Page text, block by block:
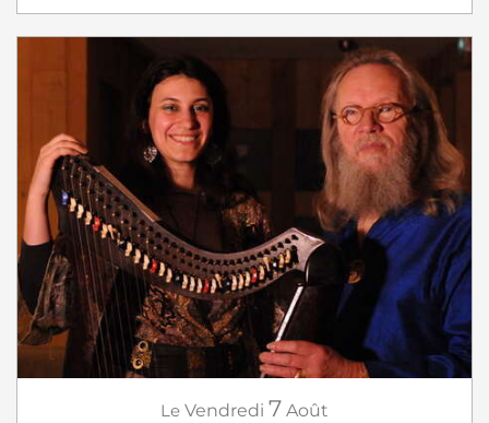
Le Vendredi 7 Août